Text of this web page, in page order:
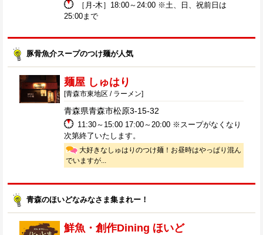
［月-木］18:00～24:00 ※土、日、祝前日は
25:00まで
豚骨魚介スープのつけ麺が人気
麺屋 しゅはり
[青森市東地区 / ラーメン]
青森県青森市松原3-15-32
11:30～15:00 17:00～20:00 ※スープがなくなり
次第終了いたします。
大好きなしゅはりのつけ麺！お昼時はやっぱり混ん
でいますが...
青森のほいどなみなさま集まれー！
鮮魚・創作Dining ほいど